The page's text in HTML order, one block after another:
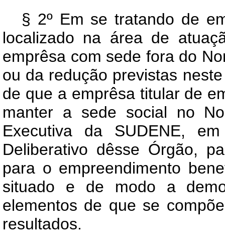
§ 2º Em se tratando de
localizado na área de
emprêsa com sede fora do
ou da redução previstas
de que a emprêsa titular de
manter a sede social no
Executiva da SUDENE,
Deliberativo dêsse Órgão,
para o empreendimento
situado e de modo a
elementos de que se
resultados.